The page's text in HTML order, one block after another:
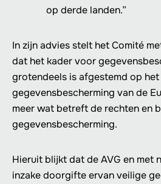
op derde landen.”
In zijn advies stelt het Comité
dat het kader voor
grotendeels is afgestemd op
gegevensbescherming van de
meer wat betreft de rechten en
gegevensbescherming.
Hieruit blijkt dat de AVG en met
inzake doorgifte ervan veilige